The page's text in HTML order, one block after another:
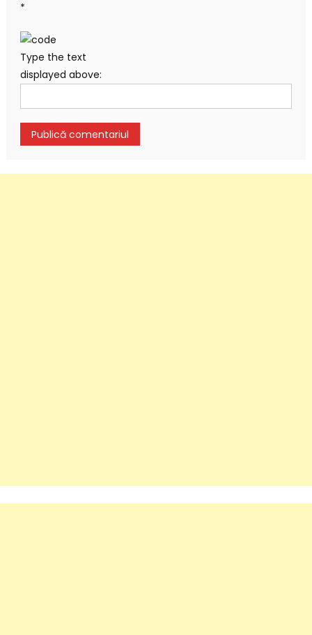
*
Type the text
displayed above: